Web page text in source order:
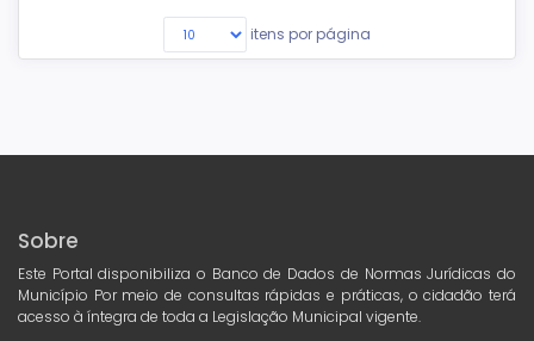
itens por página
Sobre
Este Portal disponibiliza o Banco de Dados de Normas Jurídicas do
Município Por meio de consultas rápidas e práticas, o cidadão terá
acesso à íntegra de toda a Legislação Municipal vigente.